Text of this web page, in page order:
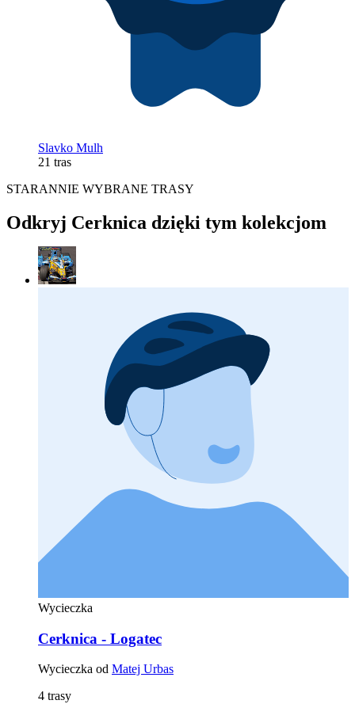
Slavko Mulh
21 tras
STARANNIE WYBRANE TRASY
Odkryj Cerknica dzięki tym kolekcjom
Wycieczka
Cerknica - Logatec
Wycieczka od Matej Urbas
4 trasy